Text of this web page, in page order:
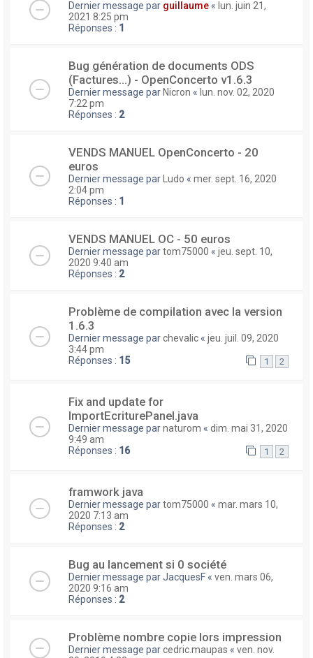
Dernier message par guillaume « lun. juin 21,
2021 8:25 pm
Réponses : 1
Bug génération de documents ODS
(Factures...) - OpenConcerto v1.6.3
Dernier message parNicron « lun. nov. 02, 2020
7:22 pm
Réponses : 2
VENDS MANUEL OpenConcerto - 20
euros
Dernier message parLudo « mer. sept. 16, 2020
2:04 pm
Réponses : 1
VENDS MANUEL OC - 50 euros
Dernier message partom75000 « jeu. sept. 10,
2020 9:40 am
Réponses : 2
Problème de compilation avec la version
1.6.3
Dernier message parchevalic « jeu. juil. 09, 2020
3:44 pm
Réponses : 15 1 2
Fix and update for
ImportEcriturePanel.java
Dernier message parnaturom « dim. mai 31, 2020
9:49 am
Réponses : 16 1 2
framwork java
Dernier message partom75000 « mar. mars 10,
2020 7:13 am
Réponses : 2
Bug au lancement si 0 société
Dernier message parJacquesF « ven. mars 06,
2020 9:16 am
Réponses : 2
Problème nombre copie lors impression
Dernier message parcedric.maupas « ven. nov.